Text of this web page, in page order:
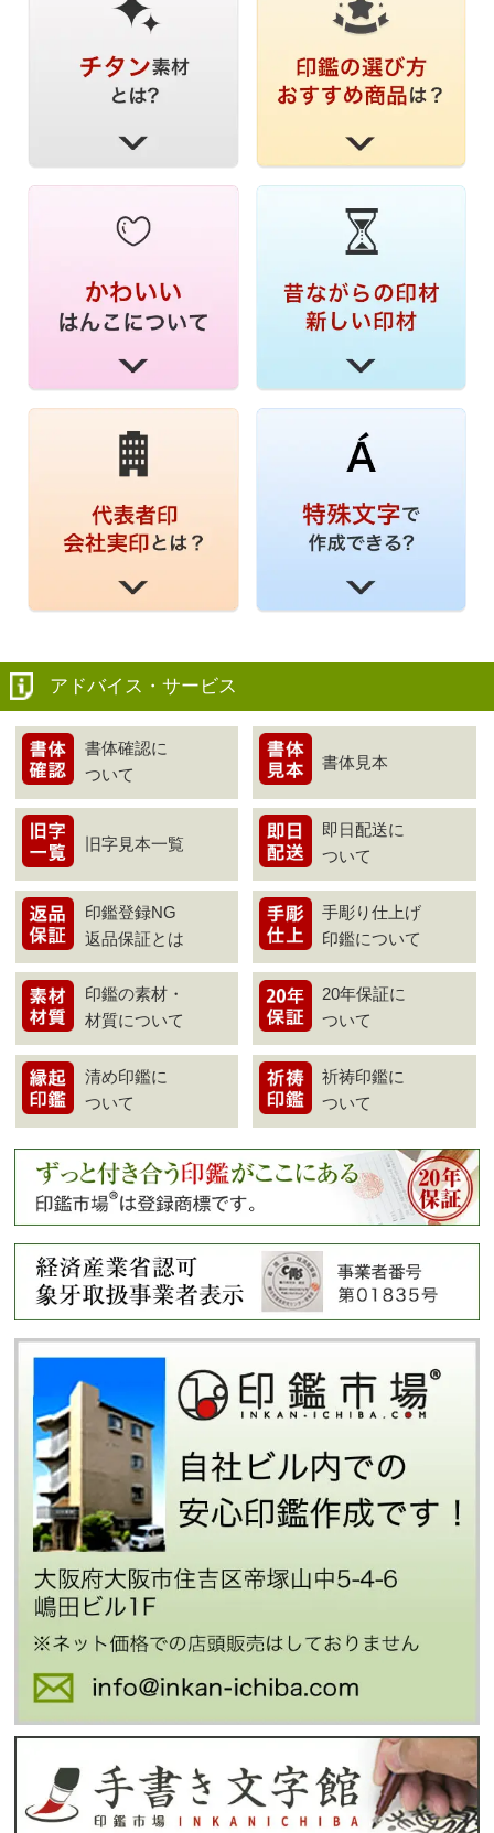
アドバイス・サービス
書体確認に
ついて
書体見本
旧字見本一覧
即日配送に
ついて
印鑑登録NG
返品保証とは
手彫り仕上げ
印鑑について
印鑑の素材・
材質について
20年保証に
ついて
清め印鑑に
ついて
祈祷印鑑に
ついて